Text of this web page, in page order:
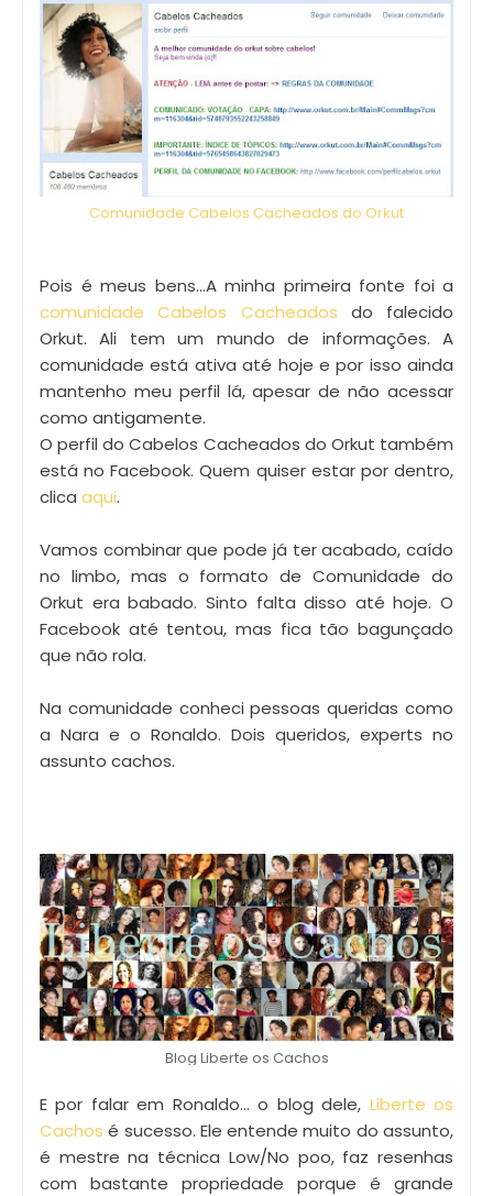
Comunidade Cabelos Cacheados do Orkut
Pois é meus bens...A minha primeira fonte foi a
comunidade Cabelos Cacheados do falecido
Orkut. Ali tem um mundo de informações. A
comunidade está ativa até hoje e por isso ainda
mantenho meu perfil lá, apesar de não acessar
como antigamente.
O perfil do Cabelos Cacheados do Orkut também
está no Facebook. Quem quiser estar por dentro,
clica aqui.
Vamos combinar que pode já ter acabado, caído
no limbo, mas o formato de Comunidade do
Orkut era babado. Sinto falta disso até hoje. O
Facebook até tentou, mas fica tão bagunçado
que não rola.
Na comunidade conheci pessoas queridas como
a Nara e o Ronaldo. Dois queridos, experts no
assunto cachos.
Blog Liberte os Cachos
E por falar em Ronaldo... o blog dele, Liberte os
Cachos é sucesso. Ele entende muito do assunto,
é mestre na técnica Low/No poo, faz resenhas
com bastante propriedade porque é grande